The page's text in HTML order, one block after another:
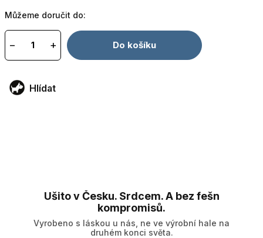
cena:
Můžeme doručit do:
+
− Do košíku
Hlídat
Ušito v Česku. Srdcem. A bez fešn
kompromisů.
Vyrobeno s láskou u nás, ne ve výrobní hale na
druhém konci světa.